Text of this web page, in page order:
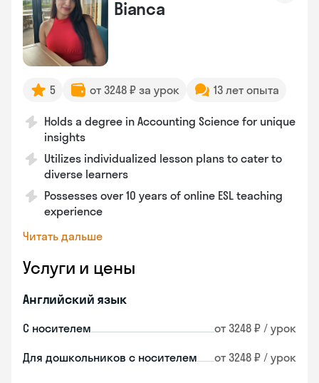
Bianca
5 от 3248 ₽ за урок 13 лет опыта
Holds a degree in Accounting Science for unique
insights
Utilizes individualized lesson plans to cater to
diverse learners
Possesses over 10 years of online ESL teaching
experience
Читать дальше
Услуги и цены
Английский язык
С носителем от 3248 ₽ / урок
Для дошкольников с носителем от 3248 ₽ / урок